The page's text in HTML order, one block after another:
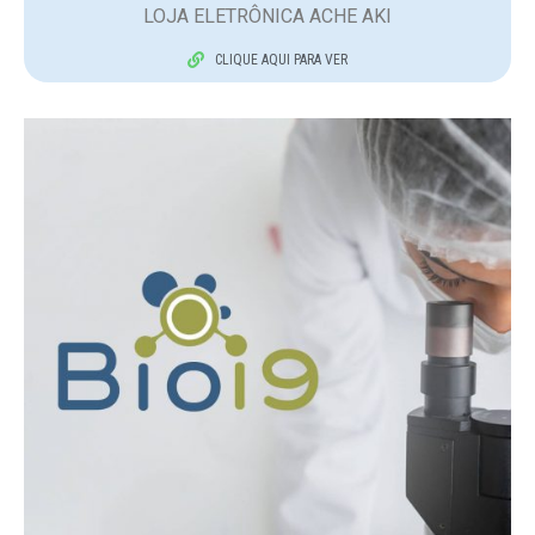
LOJA ELETRÔNICA ACHE AKI
CLIQUE AQUI PARA VER